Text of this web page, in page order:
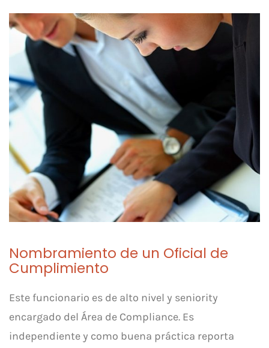
Nombramiento de un Oficial de
Cumplimiento
Este funcionario es de alto nivel y seniority
encargado del Área de Compliance. Es
independiente y como buena práctica reporta